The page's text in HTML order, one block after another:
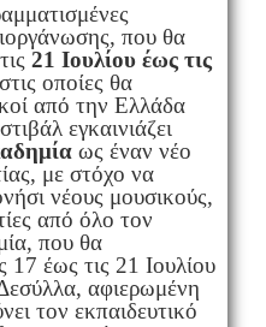
που θα
21 Ιουλίου έως τις
οποίες θα
από την Ελλάδα
εγκαινιάζει
ως έναν νέο
με στόχο να
νέους μουσικούς,
από όλο τον
που θα
17 έως τις 21 Ιουλίου
αφιερωμένη
τον εκπαιδευτικό